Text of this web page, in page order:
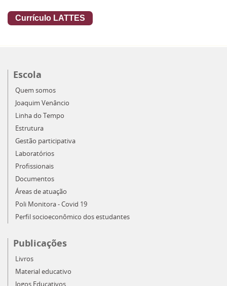
Currículo LATTES
Escola
Quem somos
Joaquim Venâncio
Linha do Tempo
Estrutura
Gestão participativa
Laboratórios
Profissionais
Documentos
Áreas de atuação
Poli Monitora - Covid 19
Perfil socioeconômico dos estudantes
Publicações
Livros
Material educativo
Jogos Educativos